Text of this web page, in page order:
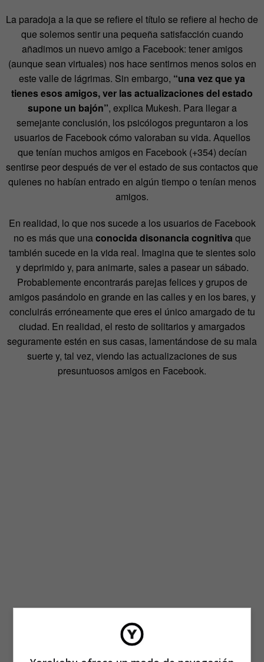
La paradoja a la que se refiere el título se refiere al hecho de
que solemos sentir una pequeña satisfacción cuando
añadimos un nuevo amigo a Facebook: tener amigos
(aunque sean virtuales) nos hace sentirnos menos solos en
este valle de lágrimas. Sin embargo, “una vez que ya
tienes esos amigos, ver las actualizaciones del estado
supone un bajón”, explica Mukesh. Para llegar a
semejante conclusión, los psicólogos preguntaron a los
usuarios de Facebook cómo valoraban su vida. Aquellos
que tenían muchos amigos en Facebook (+354) decían
sentirse peor después de ver el estado de sus contactos que
quienes no habían entrado en algún tiempo o tenían menos
amigos.
En realidad, lo que nos sucede a los usuarios de Facebook
no es más que unaconocida disonancia cognitiva que
también sucede en la vida real. Imagina que te sientes solo
y deprimido y, para animarte, sales a pasear un sábado.
Probablemente encontrarás parejas felices y grupos de
amigos pasándolo en grande en las calles y en los bares, y
concluirás erróneamente que eres el único amargado de tu
ciudad. En realidad, el resto de solitarios y amargados
seguramente estén en sus casas, lamentándose de su mala
suerte y, tal vez, viendo las actualizaciones de sus
presuntuosos amigos en Facebook.